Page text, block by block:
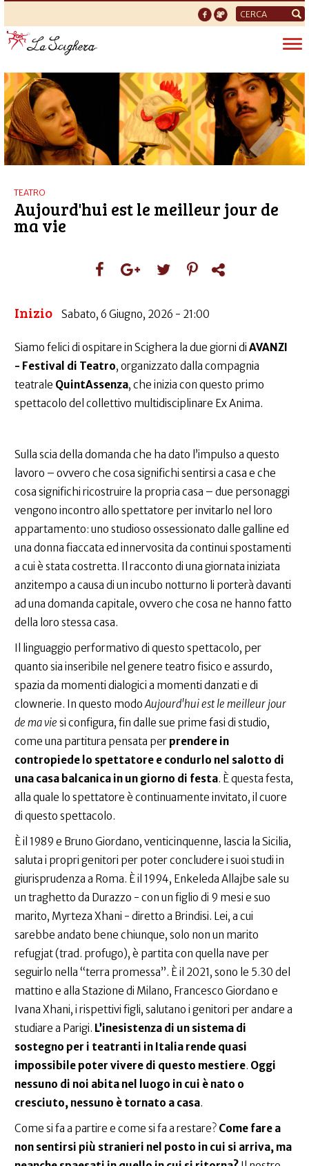
Form
di
ricerca
TEATRO
Aujourd'hui est le meilleur jour de
ma vie
Inizio Sabato, 6 Giugno, 2026 - 21:00
Siamo felici di ospitare in Scighera la due giorni di AVANZI
- Festival di Teatro, organizzato dalla compagnia
teatrale QuintAssenza, che inizia con questo primo
spettacolo del collettivo multidisciplinare Ex Anima.
Sulla scia della domanda che ha dato l’impulso a questo
lavoro – ovvero che cosa significhi sentirsi a casa e che
cosa significhi ricostruire la propria casa – due personaggi
vengono incontro allo spettatore per invitarlo nel loro
appartamento: uno studioso ossessionato dalle galline ed
una donna fiaccata ed innervosita da continui spostamenti
a cui è stata costretta. Il racconto di una giornata iniziata
anzitempo a causa di un incubo notturno li porterà davanti
ad una domanda capitale, ovvero che cosa ne hanno fatto
della loro stessa casa.
Il linguaggio performativo di questo spettacolo, per
quanto sia inseribile nel genere teatro fisico e assurdo,
spazia da momenti dialogici a momenti danzati e di
clownerie. In questo modoAujourd'hui est le meilleur jour
de ma vie si configura, fin dalle sue prime fasi di studio,
come una partitura pensata per prendere in
contropiede lo spettatore e condurlo nel salotto di
una casa balcanica in un giorno di festa. È questa festa,
alla quale lo spettatore è continuamente invitato, il cuore
di questo spettacolo.
È il 1989 e Bruno Giordano, venticinquenne, lascia la Sicilia,
saluta i propri genitori per poter concludere i suoi studi in
giurisprudenza a Roma. È il 1994, Enkeleda Allajbe sale su
un traghetto da Durazzo - con un figlio di 9 mesi e suo
marito, Myrteza Xhani - diretto a Brindisi. Lei, a cui
sarebbe andato bene chiunque, solo non un marito
refugjat (trad. profugo), è partita con quella nave per
seguirlo nella “terra promessa”. È il 2021, sono le 5.30 del
mattino e alla Stazione di Milano, Francesco Giordano e
Ivana Xhani, i rispettivi figli, salutano i genitori per andare a
studiare a Parigi. L’inesistenza di un sistema di
sostegno per i teatranti in Italia rende quasi
impossibile poter vivere di questo mestiere. Oggi
nessuno di noi abita nel luogo in cui è nato o
cresciuto, nessuno è tornato a casa.
Come si fa a partire e come si fa a restare? Come fare a
non sentirsi più stranieri nel posto in cui si arriva, ma